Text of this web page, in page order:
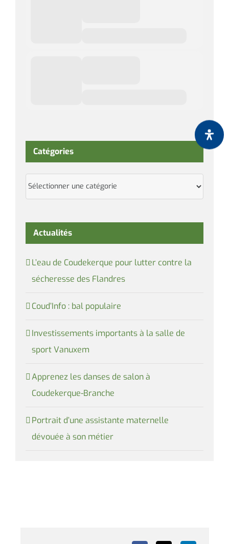
Catégories
Catégories
Actualités
L’eau de Coudekerque pour lutter contre la
sécheresse des Flandres
Coud’Info : bal populaire
Investissements importants à la salle de
sport Vanuxem
Apprenez les danses de salon à
Coudekerque-Branche
Portrait d’une assistante maternelle
dévouée à son métier